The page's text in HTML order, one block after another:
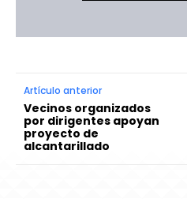
Artículo anterior
Vecinos organizados
por dirigentes apoyan
proyecto de
alcantarillado